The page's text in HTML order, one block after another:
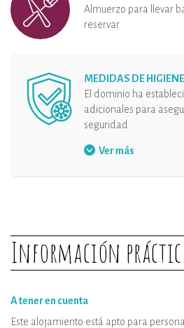
Almuerzo para llevar
reservar
MEDIDAS DE
El dominio ha
adicionales para
seguridad
Uso de mascarillas
Desinfección del
equipamientos
Ver más
Información
A tener en cuenta
Este alojamiento está apto para